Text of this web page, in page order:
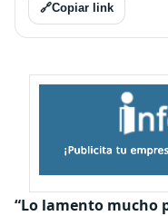
🔗Copiar link
“Lo lamento mucho